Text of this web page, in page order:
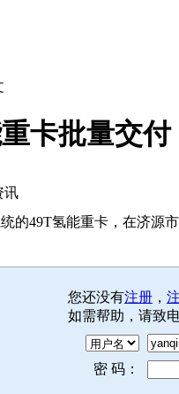
卡批量交付
讯
的49T氢能重卡，在济
您还没有注册 ，
如需帮助，请致电
密 码：